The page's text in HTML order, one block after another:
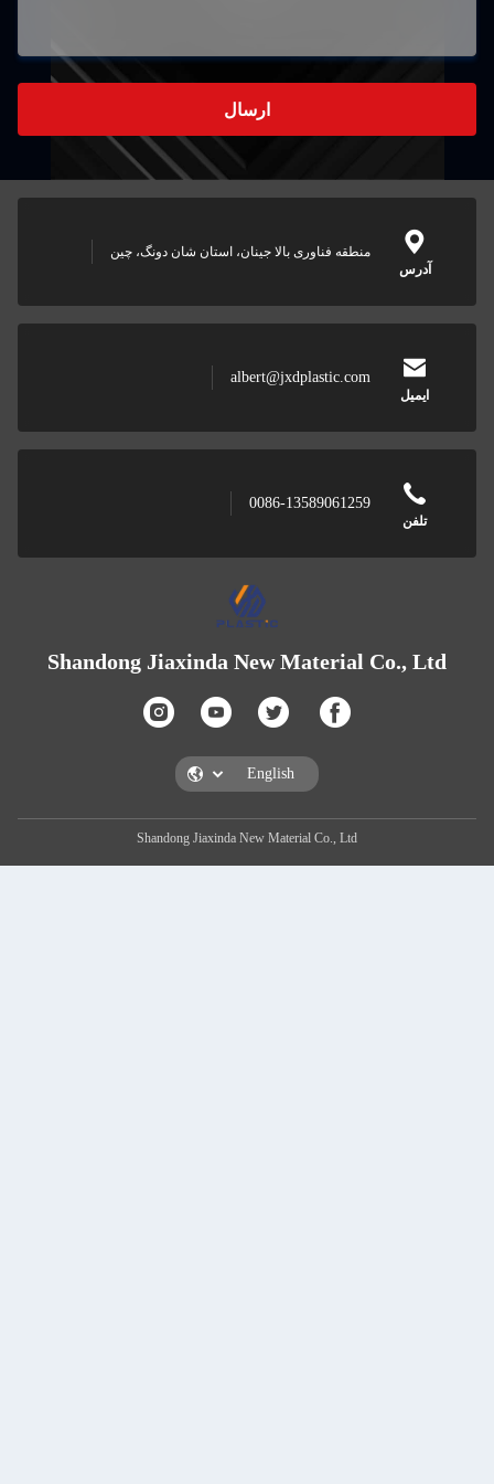
فناوری بالا جینان، استان شان دونگ، چین
0086-
Shandong Jiaxinda New
Shandong Jiaxinda New Material Co.,